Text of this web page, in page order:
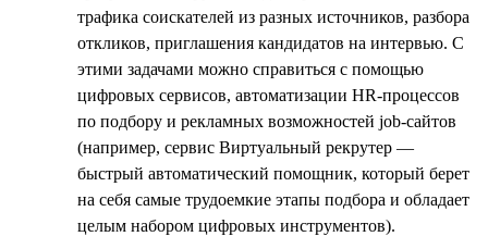
трафика соискателей из разных источников, разбора
откликов, приглашения кандидатов на интервью. С
этими задачами можно справиться с помощью
цифровых сервисов, автоматизации HR-процессов
по подбору и рекламных возможностей job-сайтов
(например, сервис Виртуальный рекрутер —
быстрый автоматический помощник, который берет
на себя самые трудоемкие этапы подбора и обладает
целым набором цифровых инструментов).